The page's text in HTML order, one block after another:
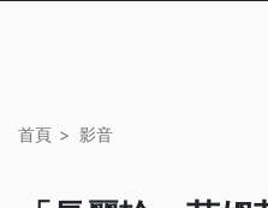
首頁 影音